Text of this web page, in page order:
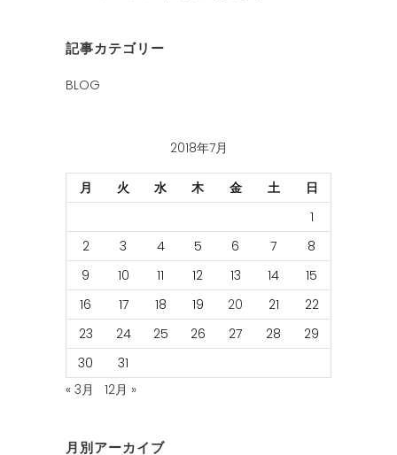
記事カテゴリー
BLOG
2018年7月
月 火 水 木 金 土
日
1
2
3 4 5 6 7
8
9
10 11 12 13 14
15
16
17 18 19 20 21
22
23
24 25 26 27 28
29
30
31
« 3月
12月 »
月別アーカイブ